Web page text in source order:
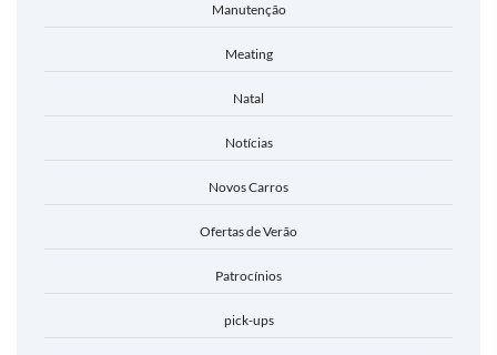
Manutenção
Meating
Natal
Notícias
Novos Carros
Ofertas de Verão
Patrocínios
pick-ups